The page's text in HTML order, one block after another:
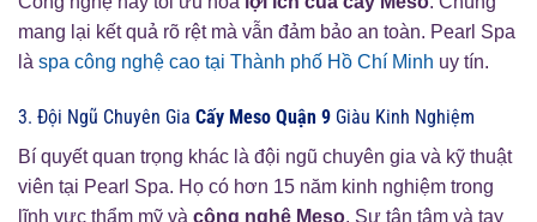
mang lại kết quả rõ rệt mà vẫn đảm bảo an toàn. Pearl Spa
là spa công nghệ cao tại Thành phố Hồ Chí Minh uy tín.
3. Đội Ngũ Chuyên Gia Cấy Meso Quận 9 Giàu Kinh Nghiệm
Bí quyết quan trọng khác là đội ngũ chuyên gia và kỹ thuật
viên tại Pearl Spa. Họ có hơn 15 năm kinh nghiệm trong
lĩnh vực thẩm mỹ và công nghệ Meso. Sự tận tâm và tay